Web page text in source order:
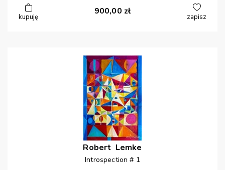
kupuję
900,00 zł
zapisz
Robert Lemke
Introspection # 1